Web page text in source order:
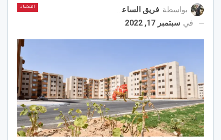
اقتصاد بواسطة فريق الساعة برس
في سبتمبر 17, 2022